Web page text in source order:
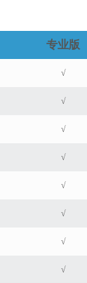
专业版
√
√
√
√
√
√
√
√